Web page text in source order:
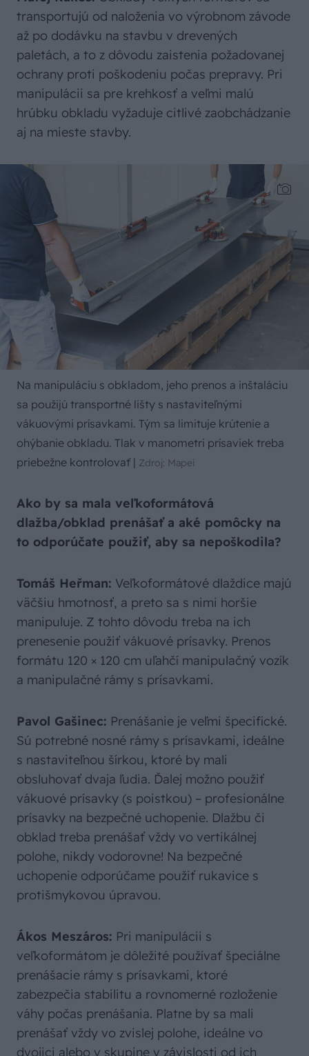
transportujú od naloženia vo výrobnom závode
až po dodávku na stavbu v drevených
paletách, a to z dôvodu zaistenia požadovanej
ochrany proti poškodeniu počas prepravy. Pri
manipulácii sa pre krehkosť a veľmi malú
hrúbku obkladu vyžaduje citlivé zaobchádzanie
aj na mieste stavby.
Na manipuláciu s obkladom, jeho prenos a inštaláciu
sa použijú transportné lišty s nastaviteľnými
vákuovými prísavkami. Tým sa limituje krútenie a
ohýbanie obkladu. Tlak v manometri prísaviek treba
priebežne kontrolovať | Zdroj: Mapei
Ako by sa mala veľkoformátová
dlažba/obklad prenášať a aké pomôcky na
to odporúčate použiť, aby sa nepoškodila?
Tomáš Heřman: Veľkoformátové dlaždice majú
väčšiu hmotnosť, a preto sa s nimi horšie
manipuluje. Z tohto dôvodu treba na ich
prenesenie použiť vákuové prísavky. Prenos
formátu 120 × 120 cm uľahčí manipulačný vozík
a manipulačné rámy s prísavkami.
Pavol Gašinec: Prenášanie je veľmi špecifické.
Sú potrebné nosné rámy s prísavkami, ideálne
s nastaviteľnou šírkou, ktoré by mali
obsluhovať dvaja ľudia. Ďalej možno použiť
vákuové prísavky (s poistkou) – profesionálne
prísavky na bezpečné uchopenie. Dlažbu či
obklad treba prenášať vždy vo vertikálnej
polohe, nikdy vodorovne! Na bezpečné
uchopenie odporúčame použiť rukavice s
protišmykovou úpravou.
Ákos Meszáros: Pri manipulácii s
veľkoformátom je dôležité používať špeciálne
prenášacie rámy s prísavkami, ktoré
zabezpečia stabilitu a rovnomerné rozloženie
váhy počas prenášania. Platne by sa mali
prenášať vždy vo zvislej polohe, ideálne vo
dvojici alebo v skupine v závislosti od ich